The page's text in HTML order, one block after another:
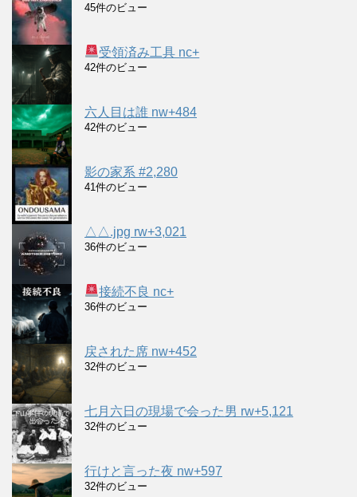
45件のビュー
受領済み工具 nc+
42件のビュー
六人目は誰 nw+484
42件のビュー
影の家系 #2,280
41件のビュー
△△.jpg rw+3,021
36件のビュー
接続不良 nc+
36件のビュー
戻された席 nw+452
32件のビュー
七月六日の現場で会った男 rw+5,121
32件のビュー
行けと言った夜 nw+597
32件のビュー